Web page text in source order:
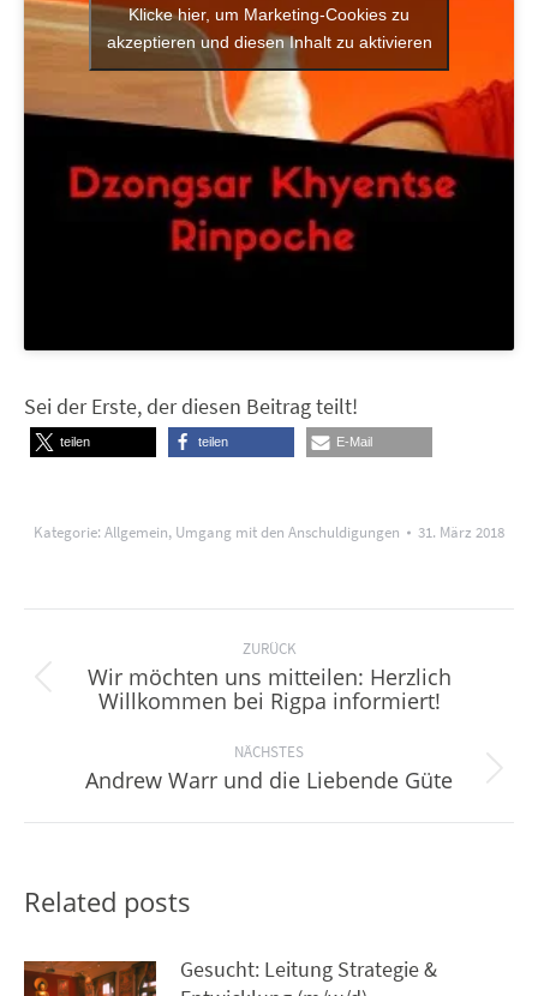
Klicke hier, um Marketing-Cookies zu
akzeptieren und diesen Inhalt zu aktivieren
Sei der Erste, der diesen Beitrag teilt!
teilen teilen E-Mail
Kategorie: Allgemein, Umgang mit den Anschuldigungen 31. März 2018
ZURÜCK
Vorheriger
Beitrag:
Wir möchten uns mitteilen: Herzlich
Willkommen bei Rigpa informiert!
NÄCHSTES
Nächster
Andrew Warr und die Liebende Güte
Related posts
Gesucht: Leitung Strategie &